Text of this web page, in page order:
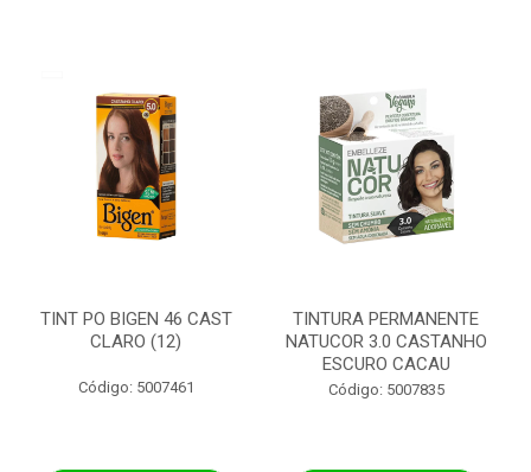
TINT PO BIGEN 46 CAST
CLARO (12)
Código: 5007461
TINTURA PERMANENTE
NATUCOR 3.0 CASTANHO
ESCURO CACAU
Código: 5007835